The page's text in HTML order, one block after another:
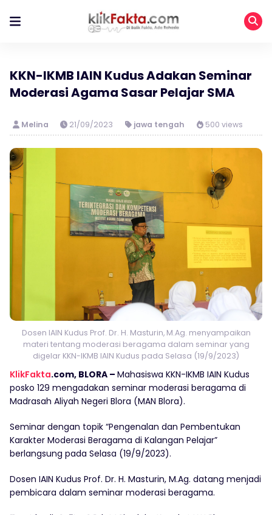
KKN-IKMB IAIN Kudus Adakan Seminar
Moderasi Agama Sasar Pelajar SMA
Melina 21/09/2023 jawa tengah 500 views
Dosen IAIN Kudus Prof. Dr. H. Masturin, M.Ag. menyampaikan
materi tentang moderasi beragama dalam seminar yang
digelar KKN-IKMB IAIN Kudus pada Selasa (19/9/2023)
KlikFakta.com, BLORA – Mahasiswa KKN-IKMB IAIN Kudus
posko 129 mengadakan seminar moderasi beragama di
Madrasah Aliyah Negeri Blora (MAN Blora).
Seminar dengan topik “Pengenalan dan Pembentukan
Karakter Moderasi Beragama di Kalangan Pelajar”
berlangsung pada Selasa (19/9/2023).
Dosen IAIN Kudus Prof. Dr. H. Masturin, M.Ag. datang menjadi
pembicara dalam seminar moderasi beragama.